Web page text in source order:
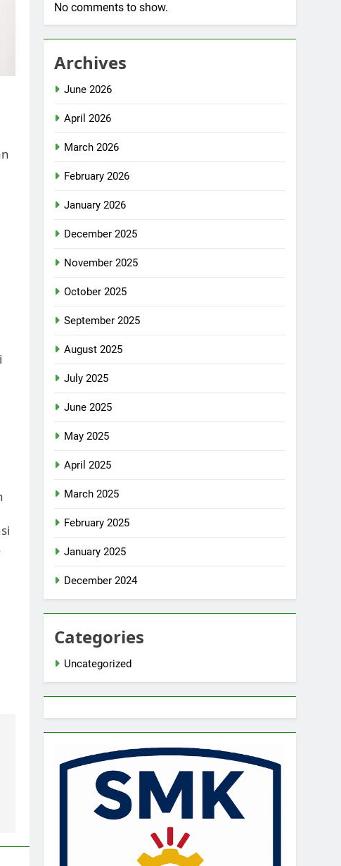
No comments to show.
Archives
June 2026
April 2026
March 2026
February 2026
January 2026
December 2025
November 2025
October 2025
September 2025
August 2025
July 2025
June 2025
May 2025
April 2025
March 2025
February 2025
January 2025
December 2024
Categories
Uncategorized